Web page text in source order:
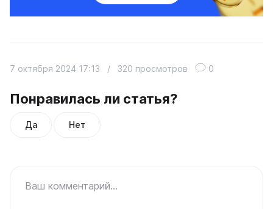
Понравилась ли статья?
Да Нет
7 октября 2024 17:13 / 320 просмотров 0
Ваш комментарий...